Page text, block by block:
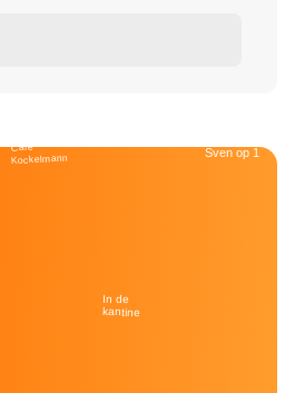
Café
Kockelmann
In de
kantine
Sven op 1